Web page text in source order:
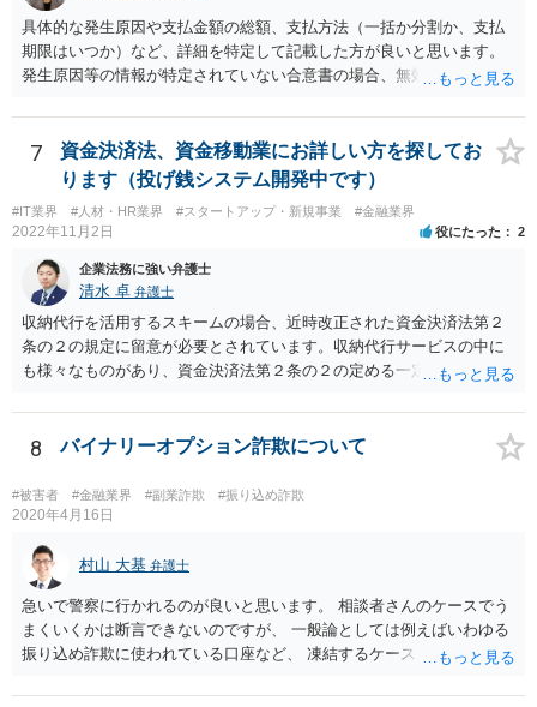
具体的な発生原因や支払金額の総額、支払方法（一括か分割か、支払
期限はいつか）など、詳細を特定して記載した方が良いと思います。
発生原因等の情報が特定されていない合意書の場合、無効になるリス
項など、合意書に記載した方が良い文言もありますので、ご注意され
た方が良いです。 合意書など法的な書面は文言によって効果が変わり
得るので、弁護士にご事情を伝えて直接相談、合意書の作成を依頼す
ることをお勧めいたします。
7
資金決済法、資金移動業にお詳しい方を探してお
ります（投げ銭システム開発中です）
#IT業界 #人材・HR業界 #スタートアップ・新規事業 #金融業界
2022年11月2日 役にたった 2
企業法務に強い弁護士
清水 卓 弁護士
収納代行を活用するスキームの場合、近時改正された資金決済法第２
条の２の規定に留意が必要とされています。収納代行サービスの中に
も様々なものがあり、資金決済法第２条の２の定める一定の要件（内
ことが明らかにされました。 この資金決済法第２条の２の定める一
定の要件（内閣府令で定める要件も含む）については、該当条文を見
るだけではなかなか理解し難いところがあるかと思いますし、この掲
示板で回答するには限界がありますので、この分野に詳しそうな弁護
士の方に直接相談なさってみて下さい。 （資金決済法） 第二条の二
の委託、受取人からの金銭債権の譲受けその他これらに類する方法に
より、当該金銭債権に係る債務者又は当該債務者からの委託（二以上
の段階にわたる委託を含む。）その他これに類する方法により支払を
行う者から弁済として資金を受け入れ、又は他の者に受け入れさせ、
当該受取人に当該資金を移動させる行為（当該資金を当該受取人に交
8 バイナリーオプション詐欺について
#被害者 #金融業界 #副業詐欺 #振り込め詐欺
2020年4月16日
村山 大基 弁護士
急いで警察に行かれるのが良いと思います。 相談者さんのケースでう
まくいくかは断言できないのですが、 一般論としては例えばいわゆる
振り込め詐欺に使われている口座など、 凍結するケースもありますの